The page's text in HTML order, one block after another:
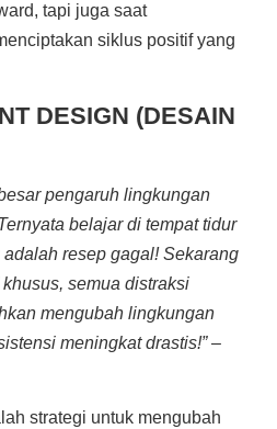
tapi juga saat
siklus positif yang
DESIGN (DESAIN
pengaruh lingkungan
belajar di tempat tidur
resep gagal! Sekarang
khusus, semua distraksi
mengubah lingkungan
meningkat drastis!”–
strategi untuk mengubah